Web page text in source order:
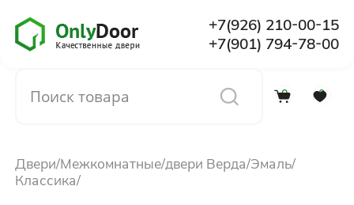
+7(926) 210-00-15
+7(901) 794-78-00
0 0
О компании
Двери Межкомнатные двери Верда Эмаль
Классика